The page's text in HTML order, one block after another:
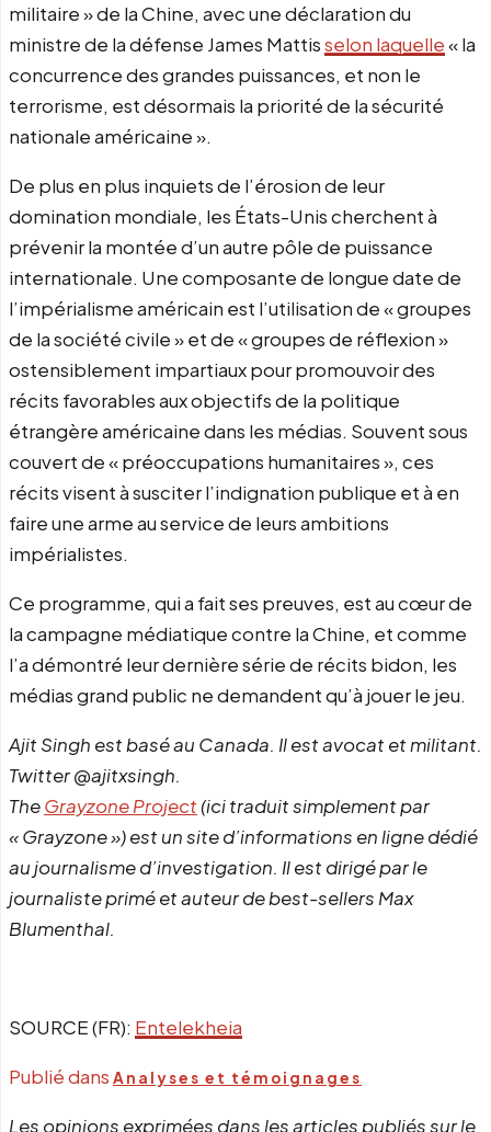
militaire » de la Chine, avec une déclaration du
ministre de la défense James Mattisselon laquelle« la
concurrence des grandes puissances, et non le
terrorisme, est désormais la priorité de la sécurité
nationale américaine ».
De plus en plus inquiets de l’érosion de leur
domination mondiale, les États-Unis cherchent à
prévenir la montée d’un autre pôle de puissance
internationale. Une composante de longue date de
l’impérialisme américain est l’utilisation de « groupes
de la société civile » et de « groupes de réflexion »
ostensiblement impartiaux pour promouvoir des
récits favorables aux objectifs de la politique
étrangère américaine dans les médias. Souvent sous
couvert de « préoccupations humanitaires », ces
récits visent à susciter l’indignation publique et à en
faire une arme au service de leurs ambitions
impérialistes.
Ce programme, qui a fait ses preuves, est au cœur de
la campagne médiatique contre la Chine, et comme
l’a démontré leur dernière série de récits bidon, les
médias grand public ne demandent qu’à jouer le jeu.
Ajit Singh est basé au Canada. Il est avocat et militant.
Twitter @ajitxsingh.
TheGrayzone Project(ici traduit simplement par
« Grayzone ») est un site d’informations en ligne dédié
au journalisme d’investigation. Il est dirigé par le
journaliste primé et auteur de best-sellers Max
Blumenthal.
SOURCE (FR): Entelekheia
Publié dans Analyses et témoignages
Les opinions exprimées dans les articles publiés sur le